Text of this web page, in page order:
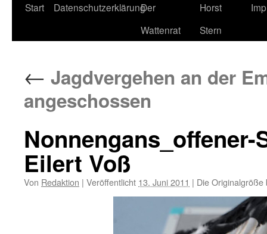
Start DatenschutzerklärungDer
Wattenrat
Horst
Stern
← Jagdvergehen an der
angeschossen
Eilert Voß
Von Redaktion | Veröffentlicht 13. Juni 2011 | Die